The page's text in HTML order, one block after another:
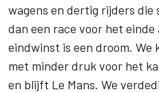
wagens en dertig rijders die
dan een race voor het
eindwinst is een droom. We
met minder druk voor het
en blijft Le Mans. We